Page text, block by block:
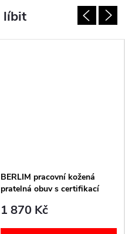
BERLIM pracovní kožená
pratelná obuv s certifikací
WG4AF2 Nursing Care
1 870 Kč